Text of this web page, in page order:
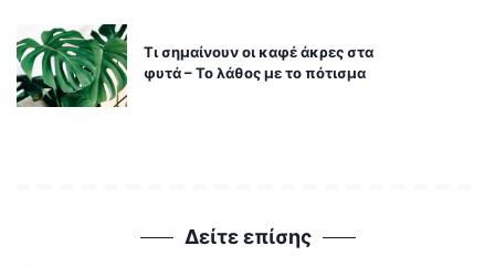
Τι σημαίνουν οι καφέ άκρες στα
φυτά – Το λάθος με το πότισμα
Δείτε επίσης